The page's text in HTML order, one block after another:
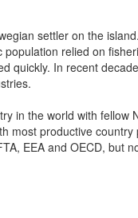
settler on the
relied on
quickly. In recent
in the world with fellow
most productive
EEA and OECD, but